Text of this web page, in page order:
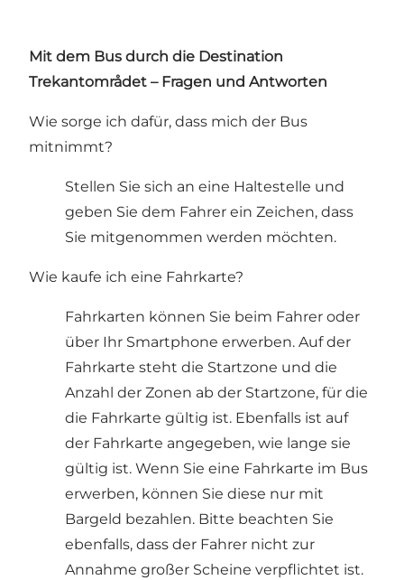
Mit dem Bus durch die Destination
Trekantområdet – Fragen und Antworten
Wie sorge ich dafür, dass mich der Bus
mitnimmt?
Stellen Sie sich an eine Haltestelle und
geben Sie dem Fahrer ein Zeichen, dass
Sie mitgenommen werden möchten.
Wie kaufe ich eine Fahrkarte?
Fahrkarten können Sie beim Fahrer oder
über Ihr Smartphone erwerben. Auf der
Fahrkarte steht die Startzone und die
Anzahl der Zonen ab der Startzone, für die
die Fahrkarte gültig ist. Ebenfalls ist auf
der Fahrkarte angegeben, wie lange sie
gültig ist. Wenn Sie eine Fahrkarte im Bus
erwerben, können Sie diese nur mit
Bargeld bezahlen. Bitte beachten Sie
ebenfalls, dass der Fahrer nicht zur
Annahme großer Scheine verpflichtet ist.